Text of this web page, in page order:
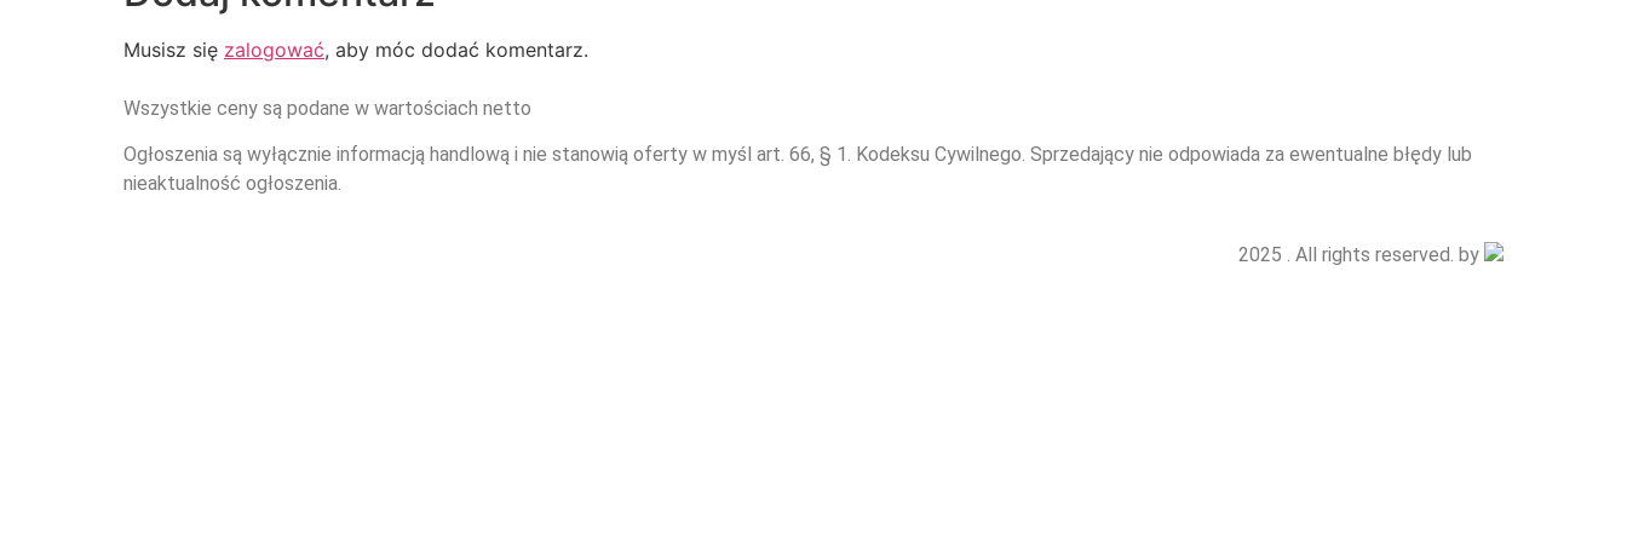
Musisz się zalogować, aby móc dodać komentarz.
Wszystkie ceny są podane w wartościach netto
Ogłoszenia są wyłącznie informacją handlową i nie stanowią oferty w myśl art. 66, § 1. Kodeksu Cywilnego. Sprzedający nie odpowiada za ewentualne błędy lub
nieaktualność ogłoszenia.
2025 . All rights reserved. by